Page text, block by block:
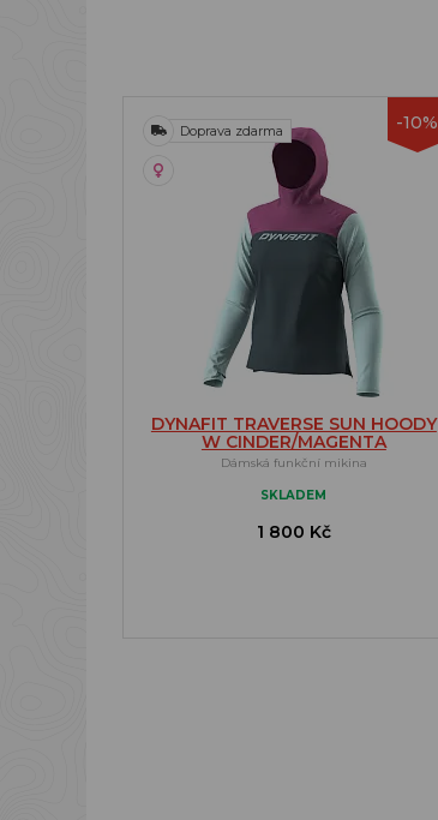
-10%
Doprava zdarma
DYNAFIT TRAVERSE SUN HOODY
W CINDER/MAGENTA
Dámská funkční mikina
SKLADEM
1 800 Kč